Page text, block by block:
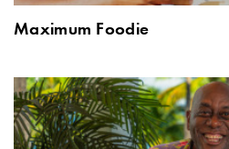
Maximum Foodie